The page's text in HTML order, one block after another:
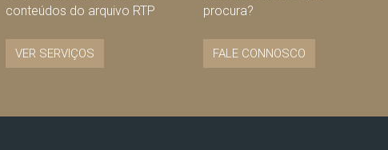
conteúdos do arquivo RTP
VER SERVIÇOS
procura?
FALE CONNOSCO